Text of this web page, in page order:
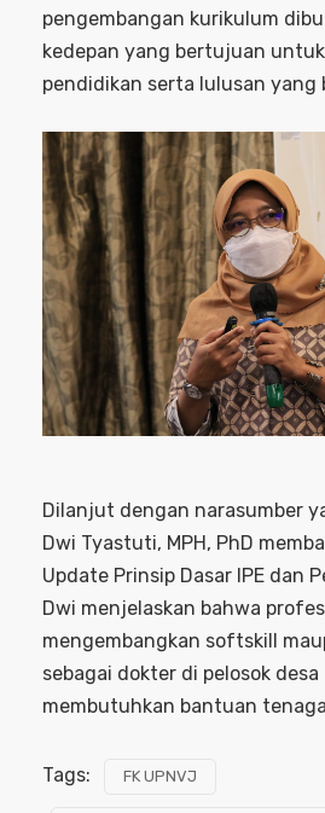
pengembangan kurikulum
kedepan yang bertujuan
pendidikan serta lulusan yang
Dilanjut dengan narasumber
Dwi Tyastuti, MPH, PhD
Update Prinsip Dasar IPE dan
Dwi menjelaskan bahwa
mengembangkan softskill
sebagai dokter di pelosok desa
membutuhkan bantuan
Tags: FK UPNVJ